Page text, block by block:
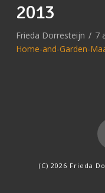
2013
Frieda Dorresteijn
7
Home-and-Garden-
(C) 2026 Frieda